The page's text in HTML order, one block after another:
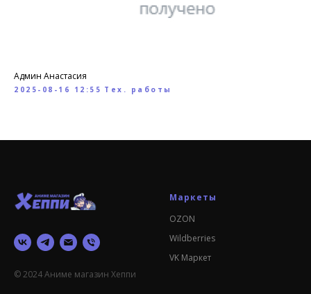
Админ Анастасия
2025-08-16 12:55 Тех. работы
© 2024 Аниме магазин Хеппи
Маркеты
OZON
Wildberries
VK Маркет